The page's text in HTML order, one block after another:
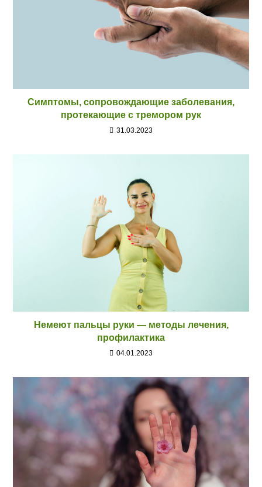
Симптомы, сопровождающие заболевания,
протекающие с тремором рук
31.03.2023
Немеют пальцы руки — методы лечения,
профилактика
04.01.2023